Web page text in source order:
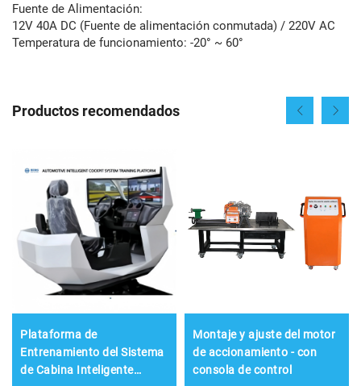
Fuente de Alimentación:
12V 40A DC (Fuente de alimentación conmutada) / 220V AC
Temperatura de funcionamiento: -20° ~ 60°
Productos recomendados
Plataforma de
Entrenamiento del Sistema
de Cabina Inteligente
Montaje y ajuste del motor
de accionamiento - con
consola de control